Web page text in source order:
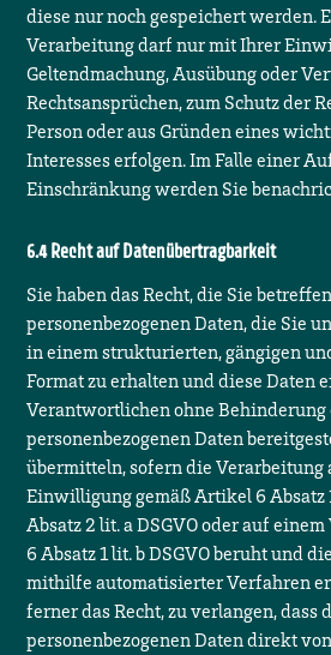
diese nur noch gespeichert werden.
Verarbeitung darf nur mit Ihrer
Geltendmachung, Ausübung oder
Rechtsansprüchen, zum Schutz der
Person oder aus Gründen eines
Interesses erfolgen. Im Falle einer
Einschränkung werden Sie
Recht auf Datenübertragbarkeit
Sie haben das Recht, die Sie
personenbezogenen Daten, die Sie
in einem strukturierten, gängigen
Format zu erhalten und diese Daten
Verantwortlichen ohne Behinderung
personenbezogenen Daten
übermitteln, sofern die Verarbeitung
Einwilligung gemäß Artikel 6 Absatz
Absatz 2 lit. a DSGVO oder auf
6 Absatz 1 lit. b DSGVO beruht und
mithilfe automatisierter Verfahren
ferner das Recht, zu verlangen, dass
personenbezogenen Daten direkt